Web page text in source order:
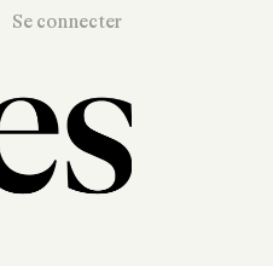
Se connecter